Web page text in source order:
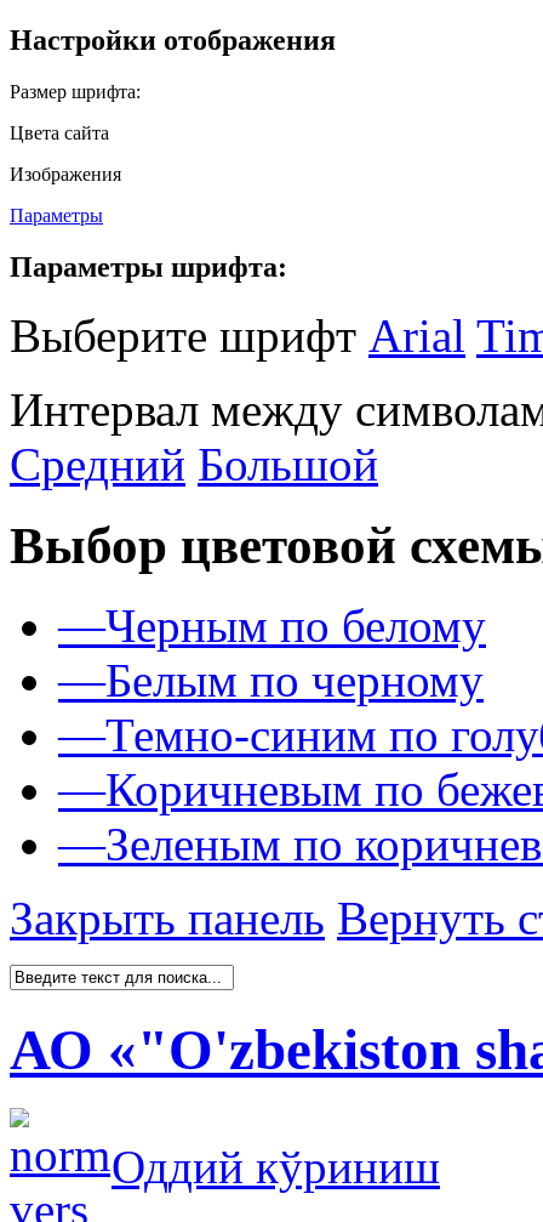
Настройки отображения
Размер шрифта:
Цвета сайта
Изображения
Параметры
Параметры шрифта:
Выберите шрифт Arial
Интервал между
Средний Большой
Выбор цветовой
—Черным по белому
—Белым по черному
—Темно-синим по
—Коричневым по
—Зеленым по
Закрыть панель Вернуть
АО «"O'zbekiston
Оддий кўриниш